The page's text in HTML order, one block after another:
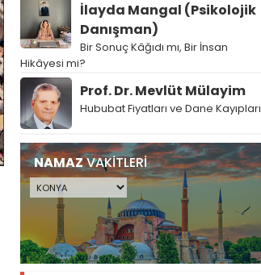
İlayda Mangal (Psikolojik
Danışman)
Bir Sonuç Kâğıdı mı, Bir İnsan
Hikâyesi mi?
Prof. Dr. Mevlüt Mülayim
Hububat Fiyatları ve Dane Kayıpları
NAMAZVAKİTLERİ